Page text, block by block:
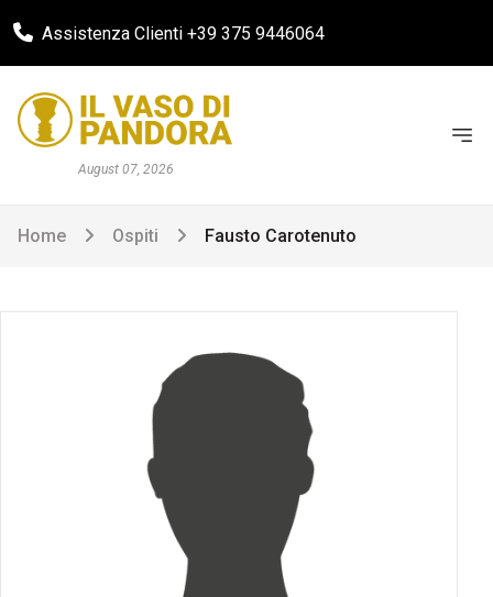
Assistenza Clienti +39 375 9446064
August 07, 2026
Home Ospiti Fausto Carotenuto